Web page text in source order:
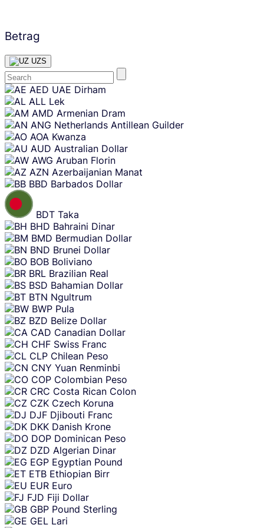
Betrag
UZS
Skip
content
AED UAE Dirham
ALL Lek
AMD Armenian Dram
ANG Netherlands Antillean Guilder
AOA Kwanza
AUD Australian Dollar
AWG Aruban Florin
AZN Azerbaijanian Manat
BBD Barbados Dollar
BDT Taka
BHD Bahraini Dinar
BMD Bermudian Dollar
BND Brunei Dollar
BOB Boliviano
BRL Brazilian Real
BSD Bahamian Dollar
BTN Ngultrum
BWP Pula
BZD Belize Dollar
CAD Canadian Dollar
CHF Swiss Franc
CLP Chilean Peso
CNY Yuan Renminbi
COP Colombian Peso
CRC Costa Rican Colon
CZK Czech Koruna
DJF Djibouti Franc
DKK Danish Krone
DOP Dominican Peso
DZD Algerian Dinar
EGP Egyptian Pound
ETB Ethiopian Birr
EUR Euro
FJD Fiji Dollar
GBP Pound Sterling
GEL Lari